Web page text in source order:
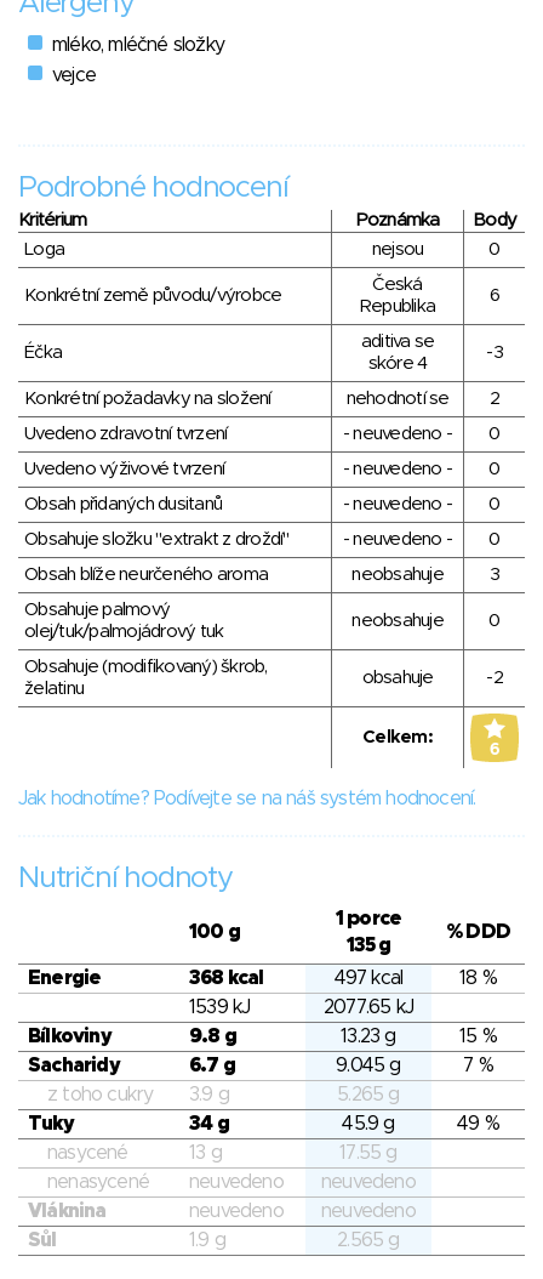
mléko, mléčné složky
vejce
Podrobné hodnocení
Kritérium Poznámka
Body
Loga
nejsou 0
Konkrétní země původu/výrobce
Česká
Republika
6
Éčka
aditiva se
skóre 4
-3
Konkrétní požadavky na složení nehodnotí se
2
Uvedeno zdravotní tvrzení
- neuvedeno -
0
Uvedeno výživové tvrzení
- neuvedeno -
0
Obsah přidaných dusitanů
- neuvedeno -
0
Obsahuje složku "extrakt z droždí"
- neuvedeno -
0
Obsah blíže neurčeného aroma
neobsahuje
3
Obsahuje palmový
olej/tuk/palmojádrový tuk
neobsahuje 0
Obsahuje (modifikovaný) škrob,
želatinu
obsahuje -2
Celkem:
6
Jak hodnotíme? Podívejte se na náš systém hodnocení.
Nutriční hodnoty
100 g
1 porce
135 g
% DDD
Energie 368 kcal 497 kcal
18 %
1539 kJ
2077.65 kJ
Bílkoviny
9.8 g 13.23 g
15 %
Sacharidy
6.7 g 9.045 g
7 %
z toho cukry
3.9 g
5.265 g
Tuky
34 g 45.9 g
49 %
nasycené
13 g
17.55 g
nenasycené
neuvedeno
neuvedeno
Vláknina
neuvedeno
neuvedeno
Sůl
1.9 g 2.565 g